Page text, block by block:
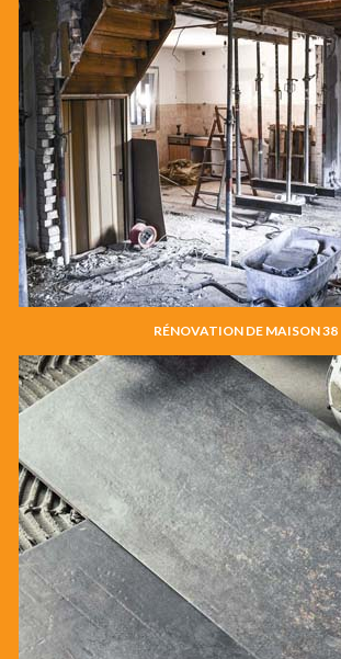
RÉNOVATION DE MAISON 38